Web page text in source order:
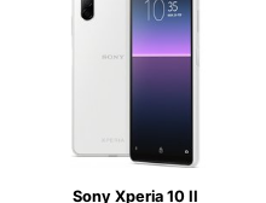
Sony Xperia 10 II